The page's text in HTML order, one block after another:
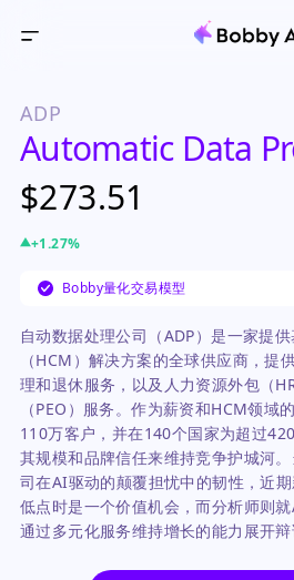
ADP
Automatic Data
$273.51
+1.27%
Bobby量化交易模型
自动数据处理公司（ADP）是一家提
（HCM）解决方案的全球供应商，提
理和退休服务，以及人力资源外包（
（PEO）服务。作为薪资和HCM领域
110万客户，并在140个国家为超过
其规模和品牌信任来维持竞争护城河
司在AI驱动的颠覆担忧中的韧性，近
低点时是一个价值机会，而分析师则
通过多元化服务维持增长的能力展开辩